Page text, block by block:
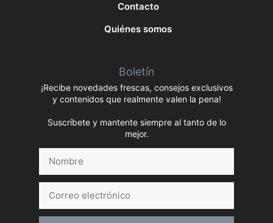
Contacto
Quiénes somos
Boletín
¡Recibe novedades frescas, consejos exclusivos
y contenidos que realmente valen la pena!
Suscríbete y mantente siempre al tanto de lo
mejor.
electrónico